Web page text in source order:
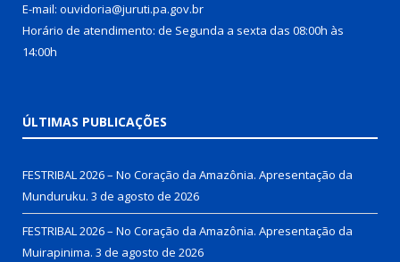
E-mail: ouvidoria@juruti.pa.gov.br
Horário de atendimento: de Segunda a sexta das 08:00h às
14:00h
ÚLTIMAS PUBLICAÇÕES
FESTRIBAL 2026 – No Coração da Amazônia. Apresentação da
Munduruku. 3 de agosto de 2026
FESTRIBAL 2026 – No Coração da Amazônia. Apresentação da
Muirapinima. 3 de agosto de 2026